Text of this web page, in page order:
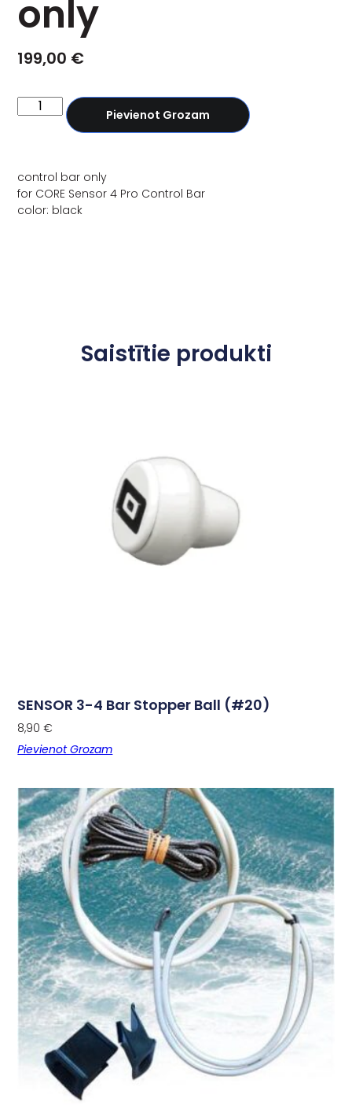
only
199,00 €
Pievienot Grozam
control bar only
for CORE Sensor 4 Pro Control Bar
color: black
Saistītie produkti
SENSOR 3-4 Bar Stopper Ball (#20)
8,90€
Pievienot Grozam